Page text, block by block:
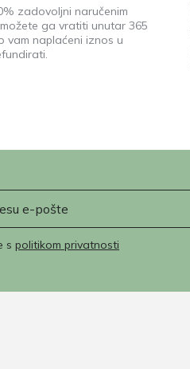
zadovoljni naručenim
ga vratiti unutar 365
vam naplaćeni iznos u
s politikom privatnosti